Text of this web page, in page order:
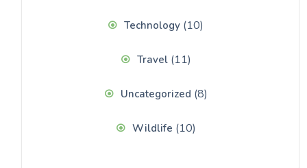
Technology (10)
Travel(11)
Uncategorized (8)
Wildlife (10)